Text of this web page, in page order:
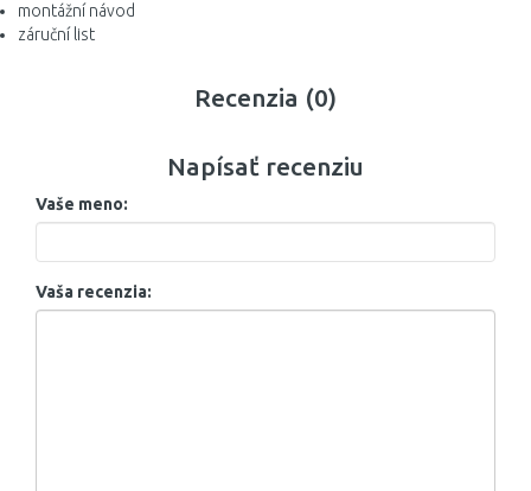
montážní návod
záruční list
Recenzia (0)
Napísať recenziu
Vaše meno:
Vaša recenzia: